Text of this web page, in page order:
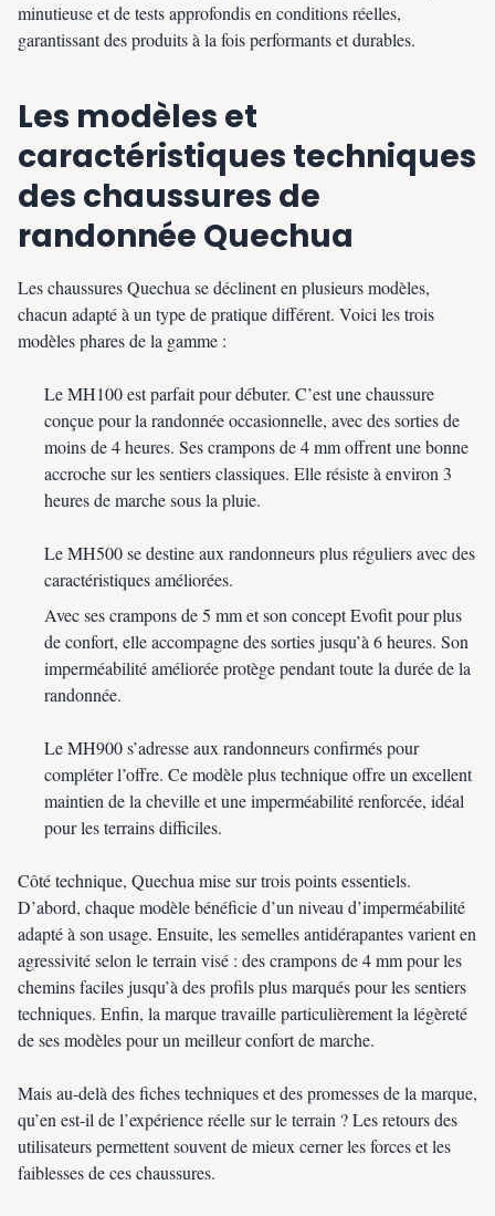
minutieuse et de tests approfondis en conditions réelles,
garantissant des produits à la fois performants et durables.
Les modèles et
caractéristiques techniques
des chaussures de
randonnée Quechua
Les chaussures Quechua se déclinent en plusieurs modèles,
chacun adapté à un type de pratique différent. Voici les trois
modèles phares de la gamme :
Le MH100 est parfait pour débuter. C’est une chaussure
conçue pour la randonnée occasionnelle, avec des sorties de
moins de 4 heures. Ses crampons de 4 mm offrent une bonne
accroche sur les sentiers classiques. Elle résiste à environ 3
heures de marche sous la pluie.
Le MH500 se destine aux randonneurs plus réguliers avec des
caractéristiques améliorées.
Avec ses crampons de 5 mm et son concept Evofit pour plus
de confort, elle accompagne des sorties jusqu’à 6 heures. Son
imperméabilité améliorée protège pendant toute la durée de la
randonnée.
Le MH900 s’adresse aux randonneurs confirmés pour
compléter l’offre. Ce modèle plus technique offre un excellent
maintien de la cheville et une imperméabilité renforcée, idéal
pour les terrains difficiles.
Côté technique, Quechua mise sur trois points essentiels.
D’abord, chaque modèle bénéficie d’un niveau d’imperméabilité
adapté à son usage. Ensuite, les semelles antidérapantes varient en
agressivité selon le terrain visé : des crampons de 4 mm pour les
chemins faciles jusqu’à des profils plus marqués pour les sentiers
techniques. Enfin, la marque travaille particulièrement la légèreté
de ses modèles pour un meilleur confort de marche.
Mais au-delà des fiches techniques et des promesses de la marque,
qu’en est-il de l’expérience réelle sur le terrain ? Les retours des
utilisateurs permettent souvent de mieux cerner les forces et les
faiblesses de ces chaussures.